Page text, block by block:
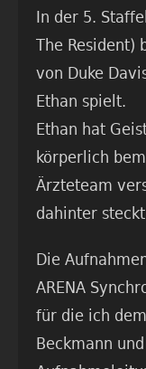
In der 5.
The Resident)
von Duke
Ethan spielt.
Ethan hat
körperlich
Ärzteteam
dahinter
Die
ARENA
für die ich
Beckmann